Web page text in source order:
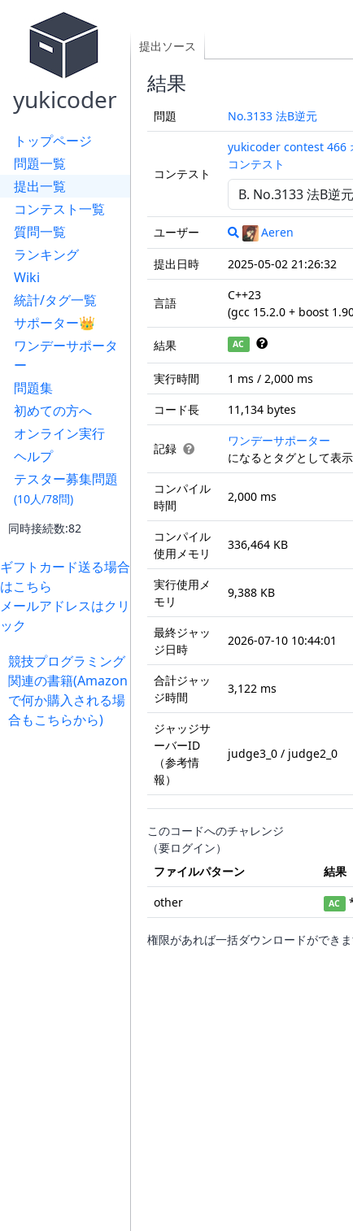
yukicoder
トップページ
問題一覧
提出一覧
コンテスト一覧
質問一覧
ランキング
Wiki
統計/タグ一覧
サポーター👑
ワンデーサポータ
ー
問題集
初めての方へ
オンライン実行
ヘルプ
テスター募集問題
(10人/78問)
同時接続数:82
ギフトカード送る場合
はこちら
メールアドレスはクリ
ック
競技プログラミング
関連の書籍(Amazon
で何か購入される場
合もこちらから)
提出ソース
結果
問題 No.3133 法B逆元
コンテスト
yukicoder contest 466
コンテスト
ユーザー Aeren
提出日時 2025-05-02 21:26:32
言語
C++23
(gcc 15.2.0 + boost
結果 AC
実行時間
1 ms / 2,000 ms
コード長
11,134 bytes
記録
ワンデーサポーター
になるとタグとして表
コンパイル
時間
2,000 ms
コンパイル
使用メモリ
336,464 KB
実行使用メ
モリ
9,388 KB
最終ジャッ
ジ日時
2026-07-10 10:44:01
合計ジャッ
ジ時間
3,122 ms
ジャッジサ
ーバーID
（参考情
報）
judge3_0 / judge2_0
このコードへのチャレンジ
（要ログイン）
ファイルパターン
結果
other
AC *
権限があれば一括ダウンロードができ